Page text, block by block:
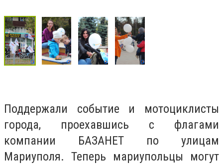
Поддержали событие и мотоциклисты
города, проехавшись с флагами
компании БАЗАНЕТ по улицам
Мариуполя. Теперь мариупольцы могут